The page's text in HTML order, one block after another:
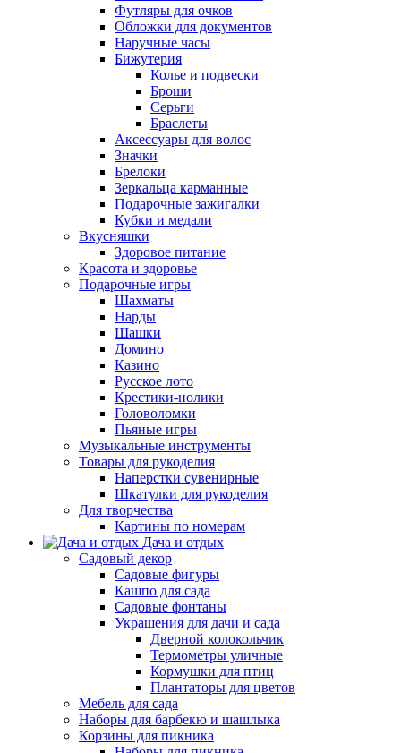
Футляры для очков
Обложки для документов
Наручные часы
Бижутерия
Колье и подвески
Броши
Серьги
Браслеты
Аксессуары для волос
Значки
Брелоки
Зеркальца карманные
Подарочные зажигалки
Кубки и медали
Вкусняшки
Здоровое питание
Красота и здоровье
Подарочные игры
Шахматы
Нарды
Шашки
Домино
Казино
Русское лото
Крестики-нолики
Головоломки
Пьяные игры
Музыкальные инструменты
Товары для рукоделия
Наперстки сувенирные
Шкатулки для рукоделия
Для творчества
Картины по номерам
Дача и отдых
Садовый декор
Садовые фигуры
Кашпо для сада
Садовые фонтаны
Украшения для дачи и сада
Дверной колокольчик
Термометры уличные
Кормушки для птиц
Плантаторы для цветов
Мебель для сада
Наборы для барбекю и шашлыка
Корзины для пикника